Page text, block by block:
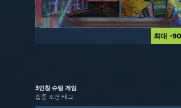
최대 -
최대 -
-20% $39.99
-30% $39.99
3인칭 슈팅 게임
집중 조명 태그